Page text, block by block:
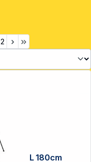
2
Walimex pro Atelierstaffelei Aluminium XL 180cm